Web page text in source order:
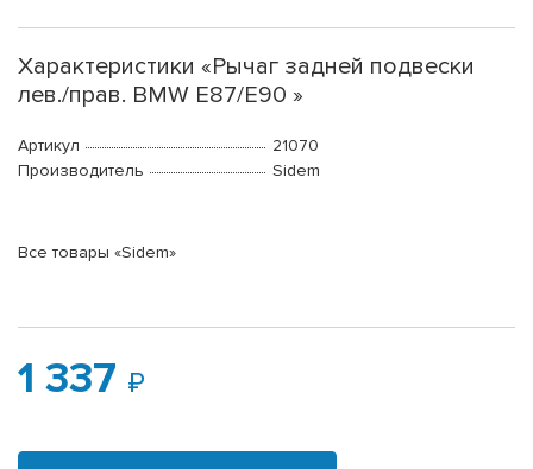
Характеристики «Рычаг задней подвески
лев./прав. BMW E87/E90 »
Артикул
21070
Производитель
Sidem
Все товары «Sidem»
1 337